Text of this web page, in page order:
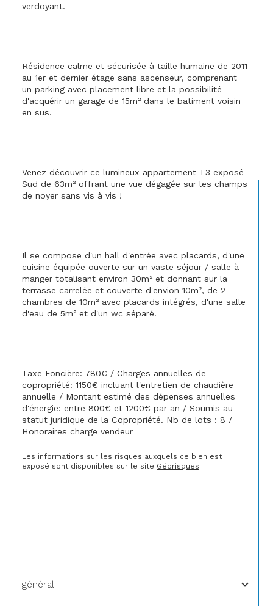
verdoyant.
Résidence calme et sécurisée à taille humaine de 2011
au 1er et dernier étage sans ascenseur, comprenant
un parking avec placement libre et la possibilité
d'acquérir un garage de 15m² dans le batiment voisin
en sus.
Venez découvrir ce lumineux appartement T3 exposé
Sud de 63m² offrant une vue dégagée sur les champs
de noyer sans vis à vis !
Il se compose d'un hall d'entrée avec placards, d'une
cuisine équipée ouverte sur un vaste séjour / salle à
manger totalisant environ 30m² et donnant sur la
terrasse carrelée et couverte d'envion 10m², de 2
chambres de 10m² avec placards intégrés, d'une salle
d'eau de 5m² et d'un wc séparé.
Taxe Foncière: 780€ / Charges annuelles de
copropriété: 1150€ incluant l'entretien de chaudière
annuelle / Montant estimé des dépenses annuelles
d'énergie: entre 800€ et 1200€ par an / Soumis au
statut juridique de la Copropriété. Nb de lots : 8 /
Honoraires charge vendeur
Les informations sur les risques auxquels ce bien est
exposé sont disponibles sur le site Géorisques
général